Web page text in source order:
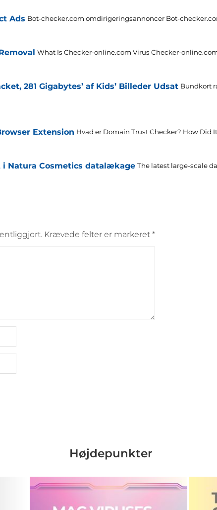
Ads Bot-checker.com omdirigeringsannoncer Bot-
What Is Checker-online.com Virus Checker-
281 Gigabytes’ af Kids’ Billeder Udsat Bundkort
Extension Hvad er Domain Trust Checker? How Did
i Natura Cosmetics datalækage The latest large-scale
Krævede felter er markeret *
Højdepunkter